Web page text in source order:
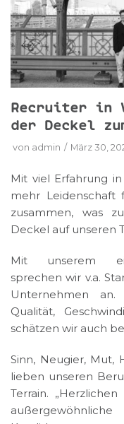
Recruiter in
der Deckel
von admin März 30,
Mit viel Erfahrung
mehr
zusammen, was
Deckel auf unseren
Mit unserem
sprechen wir v.a.
Unternehmen
Qualität,
schätzen wir auch
Sinn, Neugier, Mut,
lieben unseren
Terrain.